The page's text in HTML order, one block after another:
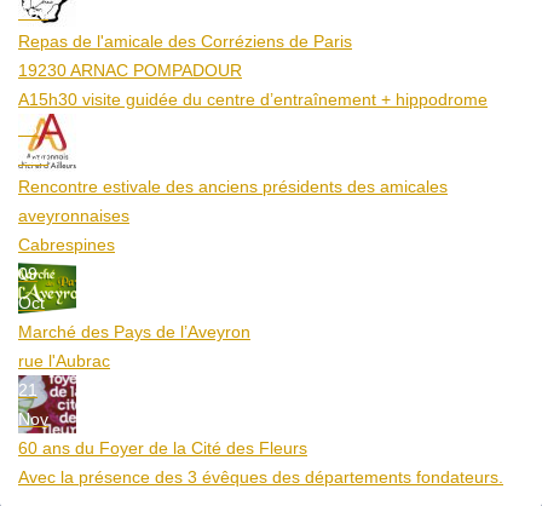
Aoû
Repas de l'amicale des Corréziens de Paris
19230 ARNAC POMPADOUR
A15h30 visite guidée du centre d’entraînement + hippodrome
25
Aoû
Rencontre estivale des anciens présidents des amicales
aveyronnaises
Cabrespines
09
Oct
Marché des Pays de l’Aveyron
rue l'Aubrac
21
Nov
60 ans du Foyer de la Cité des Fleurs
Avec la présence des 3 évêques des départements fondateurs.